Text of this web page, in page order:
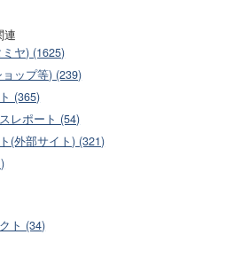
連
ヤ) (1625)
ップ等) (239)
(365)
レポート (54)
(外部サイト) (321)
ト (34)